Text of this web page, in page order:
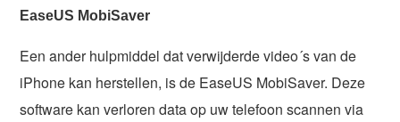
EaseUS MobiSaver
Een ander hulpmiddel dat verwijderde video´s van de
iPhone kan herstellen, is de EaseUS MobiSaver. Deze
software kan verloren data op uw telefoon scannen via